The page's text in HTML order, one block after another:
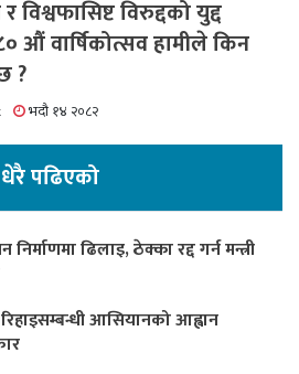
विश्वफासिष्ट विरुद्दको युद्द
औं वार्षिकोत्सव हामीले किन
?
भदौ १४ २०८२
धेरै पढिएको
ढिलाइ, ठेक्का रद्द गर्न मन्त्री
आसियानको आह्वान